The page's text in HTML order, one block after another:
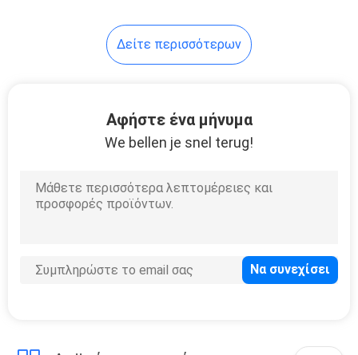
Δείτε περισσότερων
Αφήστε ένα μήνυμα
We bellen je snel terug!